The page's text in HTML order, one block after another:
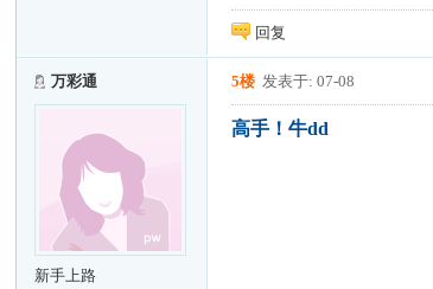
回复
万彩通
新手上路
5楼 发表于: 07-08
高手！牛dd